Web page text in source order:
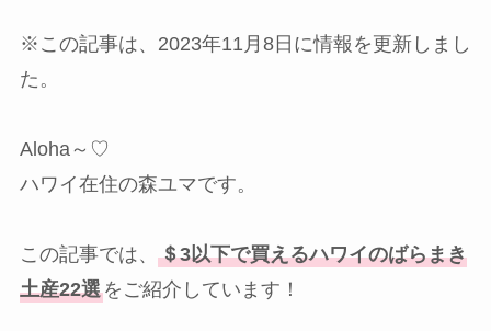
※この記事は、2023年11月8日に情報を更新しまし
た。
Aloha～♡
ハワイ在住の森ユマです。
この記事では、 ＄3以下で買えるハワイのばらまき
土産22選をご紹介しています！